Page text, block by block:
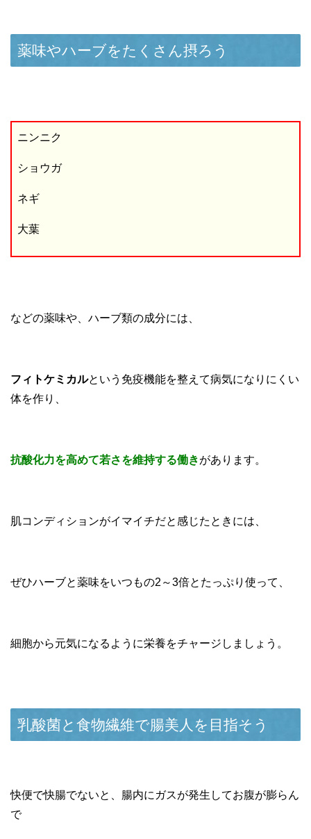
薬味やハーブをたくさん摂ろう
ニンニク
ショウガ
ネギ
大葉
などの薬味や、ハーブ類の成分には、
フィトケミカルという免疫機能を整えて病気になりにくい
体を作り、
抗酸化力を高めて若さを維持する働きがあります。
肌コンディションがイマイチだと感じたときには、
ぜひハーブと薬味をいつもの2～3倍とたっぷり使って、
細胞から元気になるように栄養をチャージしましょう。
乳酸菌と食物繊維で腸美人を目指そう
快便で快腸でないと、腸内にガスが発生してお腹が膨らん
で